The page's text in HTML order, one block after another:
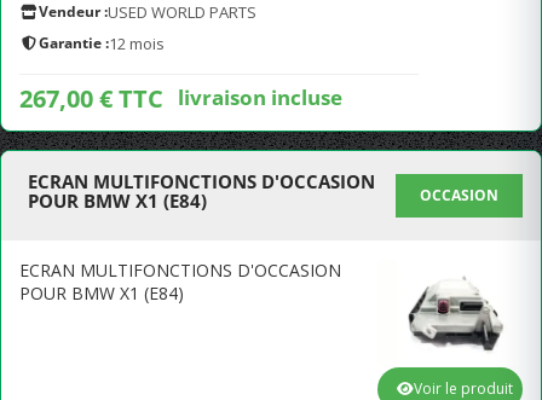
Vendeur :USED WORLD PARTS
Garantie :12 mois
267,00 € TTC livraison incluse
ECRAN MULTIFONCTIONS D'OCCASION
POUR BMW X1 (E84)
OCCASION
ECRAN MULTIFONCTIONS D'OCCASION
POUR BMW X1 (E84)
Voir le produit